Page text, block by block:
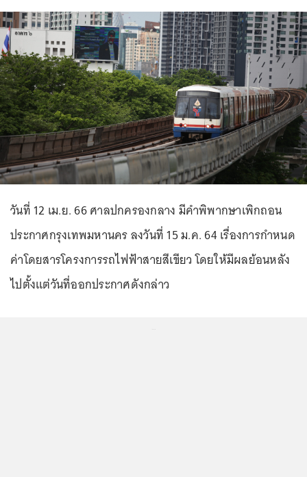
วันที่ 12 เม.ย. 66 ศาลปกครองกลาง มีคำพิพากษาเพิกถอน
ประกาศกรุงเทพมหานคร ลงวันที่ 15 ม.ค. 64 เรื่องการกำหนด
ค่าโดยสารโครงการรถไฟฟ้าสายสีเขียว โดยให้มีผลย้อนหลัง
ไปตั้งแต่วันที่ออกประกาศดังกล่าว